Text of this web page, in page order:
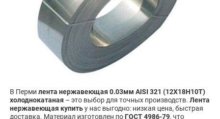
В Перми лента нержавеющая 0.03мм AISI 321 (12Х18Н10Т)
холоднокатаная – это выбор для точных производств. Лента
нержавеющая купитьу нас выгодно: низкая цена, быстрая
доставка. Материал изготовлен по ГОСТ 4986-79, что